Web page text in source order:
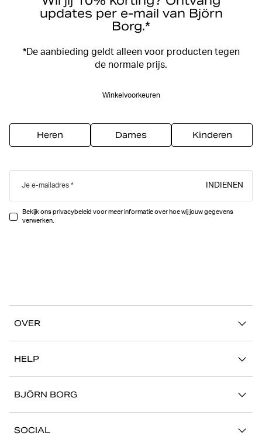
updates per e-mail van Björn
Borg.*
*De aanbieding geldt alleen voor producten tegen
de normale prijs.
Winkelvoorkeuren
Heren Dames Kinderen
Je e-mailadres INDIENEN
Bekijk ons privacybeleid voor meer informatie over hoe wij jouw gegevens
verwerken.
OVER
Stories
Onze winkels
HELP
FAQ
BJÖRN BORG
SOCIAL